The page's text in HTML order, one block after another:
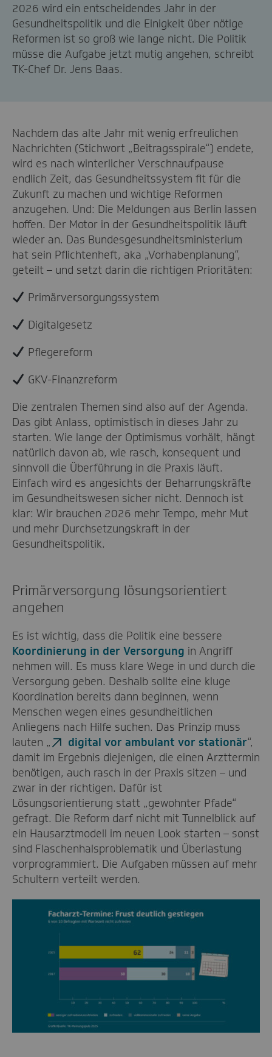
2026 wird ein entscheidendes Jahr in der
Gesundheitspolitik und die Einigkeit über nötige
Reformen ist so groß wie lange nicht. Die Politik
müsse die Aufgabe jetzt mutig angehen, schreibt
TK-Chef Dr. Jens Baas.
Nachdem das alte Jahr mit wenig erfreulichen
Nachrichten (Stichwort „Beitragsspirale“) endete,
wird es nach winterlicher Verschnaufpause
endlich Zeit, das Gesundheitssystem fit für die
Zukunft zu machen und wichtige Reformen
anzugehen. Und: Die Meldungen aus Berlin lassen
hoffen. Der Motor in der Gesundheitspolitik läuft
wieder an. Das Bundesgesundheitsministerium
hat sein Pflichtenheft, aka „Vorhabenplanung“,
geteilt – und setzt darin die richtigen Prioritäten:
Primärversorgungssystem
Digitalgesetz
Pflegereform
GKV-Finanzreform
Die zentralen Themen sind also auf der Agenda.
Das gibt Anlass, optimistisch in dieses Jahr zu
starten. Wie lange der Optimismus vorhält, hängt
natürlich davon ab, wie rasch, konsequent und
sinnvoll die Überführung in die Praxis läuft.
Einfach wird es angesichts der Beharrungskräfte
im Gesundheitswesen sicher nicht. Dennoch ist
klar: Wir brauchen 2026 mehr Tempo, mehr Mut
und mehr Durchsetzungskraft in der
Gesundheitspolitik.
Primärversorgung lösungsorientiert
angehen
Es ist wichtig, dass die Politik eine bessere
Koordinierung in der Versorgung in Angriff
nehmen will. Es muss klare Wege in und durch die
Versorgung geben. Deshalb sollte eine kluge
Koordination bereits dann beginnen, wenn
Menschen wegen eines gesundheitlichen
Anliegens nach Hilfe suchen. Das Prinzip muss
lauten „
digital vor ambulant vor stationär“,
damit im Ergebnis diejenigen, die einen Arzttermin
benötigen, auch rasch in der Praxis sitzen – und
zwar in der richtigen. Dafür ist
Lösungsorientierung statt „gewohnter Pfade“
gefragt. Die Reform darf nicht mit Tunnelblick auf
ein Hausarztmodell im neuen Look starten – sonst
sind Flaschenhalsproblematik und Überlastung
vorprogrammiert. Die Aufgaben müssen auf mehr
Schultern verteilt werden.